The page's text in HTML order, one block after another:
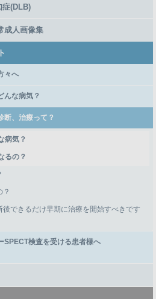
症(DLB)
成人画像集
々へ
んな病気？
断、治療って？
病気？
るの？
？
できるだけ早期に治療を開始すべきです
SPECT検査を受ける患者様へ